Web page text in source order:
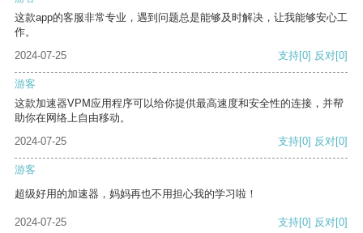
这款app的客服非常专业，遇到问题总是能够及时解决，让我能够安心工
作。
2024-07-25
支持[0] 反对[0]
游客
这款加速器VPM应用程序可以给你提供最高速度和安全性的连接，并帮
助你在网络上自由移动。
2024-07-25
支持[0] 反对[0]
游客
超级好用的加速器，妈妈再也不用担心我的学习啦！
2024-07-25 支持[0] 反对[0]